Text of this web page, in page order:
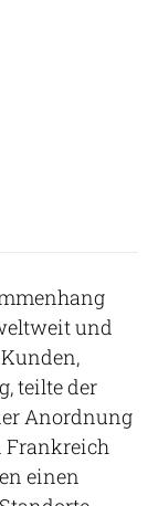
und
teilte der
Anordnung
Frankreich
einen